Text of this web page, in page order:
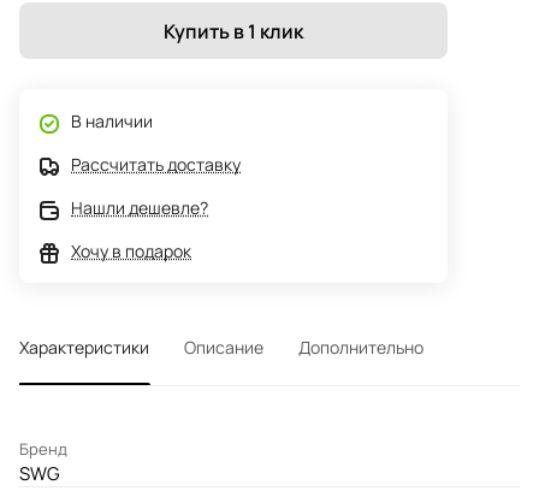
Купить в 1 клик
В наличии
Рассчитать доставку
Нашли дешевле?
Хочу в подарок
Характеристики Описание Дополнительно
Бренд
SWG